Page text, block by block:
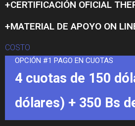
+CERTIFICACIÓN OFICIAL
+MATERIAL DE APOYO ON
COSTO
OPCIÓN #1 PAGO EN CUOTAS
4 cuotas de 150
dólares) + 350 Bs